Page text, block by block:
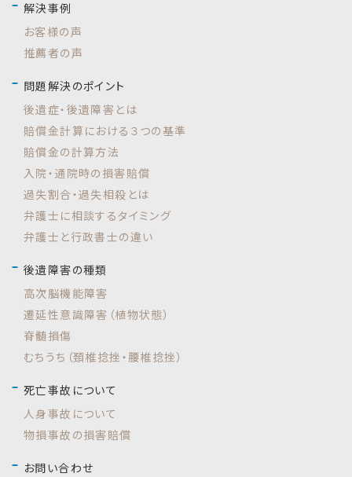
解決事例
お客様の声
推薦者の声
問題解決のポイント
後遺症・後遺障害とは
賠償金計算における３つの基準
賠償金の計算方法
入院・通院時の損害賠償
過失割合・過失相殺とは
弁護士に相談するタイミング
弁護士と行政書士の違い
後遺障害の種類
高次脳機能障害
遷延性意識障害（植物状態）
脊髄損傷
むちうち（頚椎捻挫・腰椎捻挫）
死亡事故について
人身事故について
物損事故の損害賠償
お問い合わせ